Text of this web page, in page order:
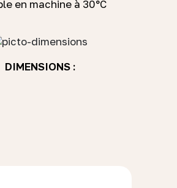
en machine à 30°C
DIMENSIONS :